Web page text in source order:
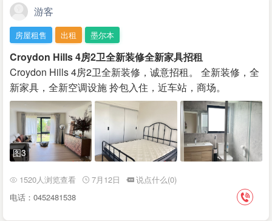
游客
房屋租售 出租 墨尔本
Croydon Hills 4房2卫全新装修全新家具招租
Croydon Hills 4房2卫全新装修，诚意招租。 全新装修，全
新家具，全新空调设施 拎包入住，近车站，商场。
图3
1520人浏览查看 7月12日
说点什么(0)
电话：0452481538